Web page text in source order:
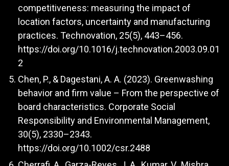
competitiveness: measuring the impact of
location factors, uncertainty and manufacturing
practices. Technovation, 25(5), 443–456.
https://doi.org/10.1016/j.technovation.2003.09.01
2
Chen, P., & Dagestani, A. A. (2023). Greenwashing
behavior and firm value – From the perspective of
board characteristics. Corporate Social
Responsibility and Environmental Management,
30(5), 2330–2343.
https://doi.org/10.1002/csr.2488